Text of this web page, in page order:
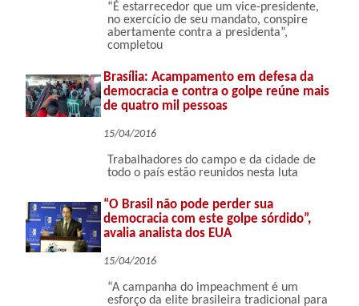
“É estarrecedor que um vice-presidente,
no exercício de seu mandato, conspire
abertamente contra a presidenta”,
completou
Brasília: Acampamento em defesa da
democracia e contra o golpe reúne mais
de quatro mil pessoas
15/04/2016
Trabalhadores do campo e da cidade de
todo o país estão reunidos nesta luta
“O Brasil não pode perder sua
democracia com este golpe sórdido”,
avalia analista dos EUA
15/04/2016
“A campanha do impeachment é um
esforço da elite brasileira tradicional para